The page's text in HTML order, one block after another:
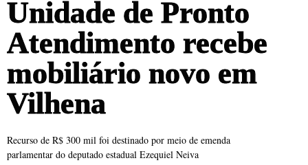
Unidade de Pronto
Atendimento recebe
mobiliário novo em
Vilhena
Recurso de R$ 300 mil foi destinado por meio de emenda
parlamentar do deputado estadual Ezequiel Neiva